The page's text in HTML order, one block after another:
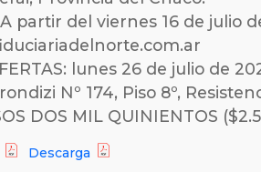
A partir del viernes 16 de
lunes 26 de julio de
Nº 174, Piso 8º,
DOS MIL QUINIENTOS
Descarga